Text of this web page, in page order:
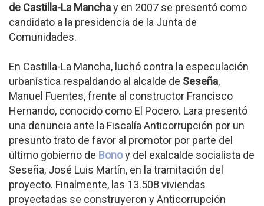
de Castilla-La Manchay en 2007 se presentó como
candidato a la presidencia de la Junta de
Comunidades.
En Castilla-La Mancha, luchó contra la especulación
urbanística respaldando al alcalde de Seseña,
Manuel Fuentes, frente al constructor Francisco
Hernando, conocido como El Pocero. Lara presentó
una denuncia ante la Fiscalía Anticorrupción por un
presunto trato de favor al promotor por parte del
último gobierno de Bonoy del exalcalde socialista de
Seseña, José Luis Martín, en la tramitación del
proyecto. Finalmente, las 13.508 viviendas
proyectadas se construyeron y Anticorrupción